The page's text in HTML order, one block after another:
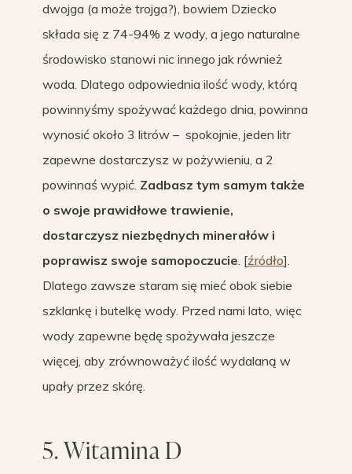
dwojga (a może trojga?), bowiem Dziecko
składa się z 74-94% z wody, a jego naturalne
środowisko stanowi nic innego jak również
woda. Dlatego odpowiednia ilość wody, którą
powinnyśmy spożywać każdego dnia, powinna
wynosić około 3 litrów – spokojnie, jeden litr
zapewne dostarczysz w pożywieniu, a 2
powinnaś wypić. Zadbasz tym samym także
o swoje prawidłowe trawienie,
dostarczysz niezbędnych minerałów i
poprawisz swoje samopoczucie. [źródło].
Dlatego zawsze staram się mieć obok siebie
szklankę i butelkę wody. Przed nami lato, więc
wody zapewne będę spożywała jeszcze
więcej, aby zrównoważyć ilość wydalaną w
upały przez skórę.
5. Witamina D